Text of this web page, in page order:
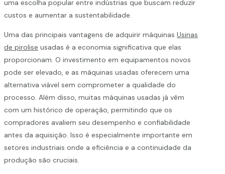
uma escolha popular entre indústrias que buscam reduzir
custos e aumentar a sustentabilidade.
Uma das principais vantagens de adquirir máquinas Usinas
de pirolise usadas é a economia significativa que elas
proporcionam. O investimento em equipamentos novos
pode ser elevado, e as máquinas usadas oferecem uma
alternativa viável sem comprometer a qualidade do
processo. Além disso, muitas máquinas usadas já vêm
com um histórico de operação, permitindo que os
compradores avaliem seu desempenho e confiabilidade
antes da aquisição. Isso é especialmente importante em
setores industriais onde a eficiência e a continuidade da
produção são cruciais.